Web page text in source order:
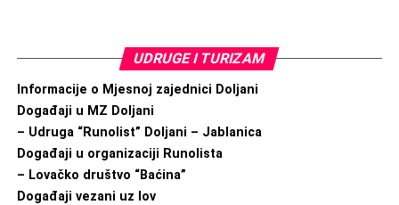
UDRUGE I TURIZAM
Informacije o Mjesnoj zajednici Doljani
Događaji u MZ Doljani
– Udruga “Runolist” Doljani – Jablanica
Događaji u organizaciji Runolista
– Lovačko društvo “Baćina”
Događaji vezani uz lov